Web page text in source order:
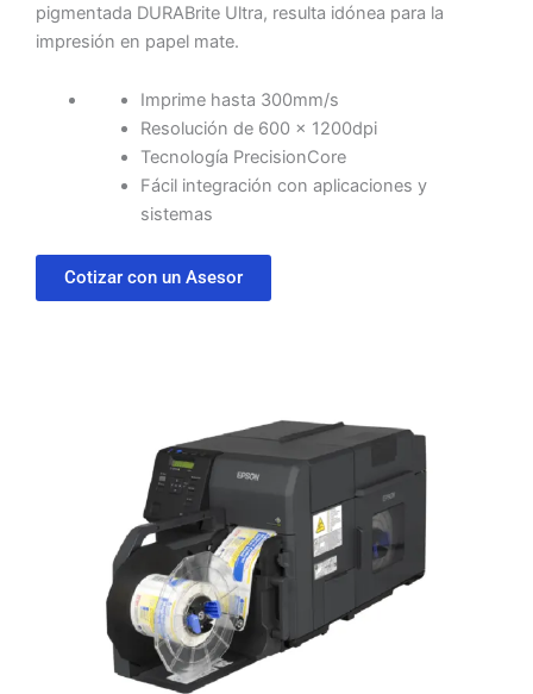
pigmentada DURABrite Ultra, resulta idónea para la
impresión en papel mate.
Imprime hasta 300mm/s
Resolución de 600 x 1200dpi
Tecnología PrecisionCore
Fácil integración con aplicaciones y
sistemas
Cotizar con un Asesor